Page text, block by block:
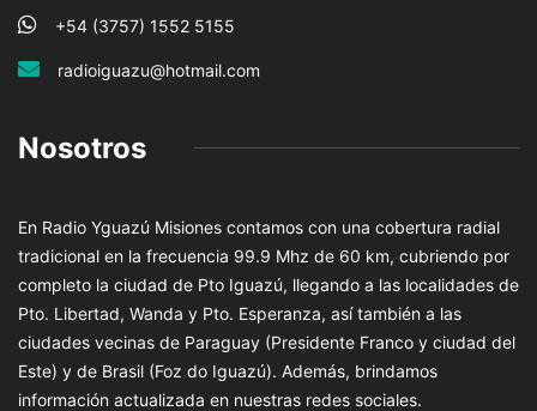
+54 (3757) 1552 5155
radioiguazu@hotmail.com
Nosotros
En Radio Yguazú Misiones contamos con una cobertura radial
tradicional en la frecuencia 99.9 Mhz de 60 km, cubriendo por
completo la ciudad de Pto Iguazú, llegando a las localidades de
Pto. Libertad, Wanda y Pto. Esperanza, así también a las
ciudades vecinas de Paraguay (Presidente Franco y ciudad del
Este) y de Brasil (Foz do Iguazú). Además, brindamos
información actualizada en nuestras redes sociales.